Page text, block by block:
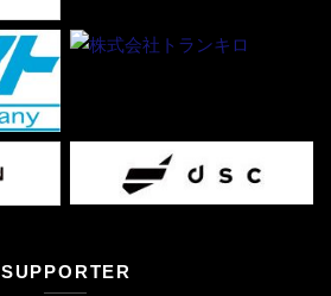
SUPPORTER